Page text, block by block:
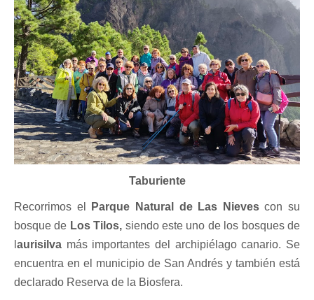
Taburiente
Recorrimos el Parque Natural de Las Nievescon su
bosque de Los Tilos, siendo este uno de los bosques de
aurisilva más importantes del archipiélago canario. Se
encuentra en el municipio de San Andrés y también está
declarado Reserva de la Biosfera.